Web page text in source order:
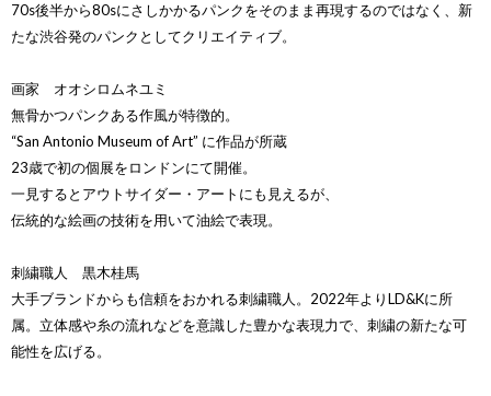
70s後半から80sにさしかかるパンクをそのまま再現するのではなく、新
たな渋谷発のパンクとしてクリエイティブ。
画家 オオシロムネユミ
無骨かつパンクある作風が特徴的。
“San Antonio Museum of Art” に作品が所蔵
23歳で初の個展をロンドンにて開催。
一見するとアウトサイダー・アートにも見えるが、
伝統的な絵画の技術を用いて油絵で表現。
刺繍職人 黒木桂馬
大手ブランドからも信頼をおかれる刺繍職人。2022年よりLD&Kに所
属。立体感や糸の流れなどを意識した豊かな表現力で、刺繍の新たな可
能性を広げる。